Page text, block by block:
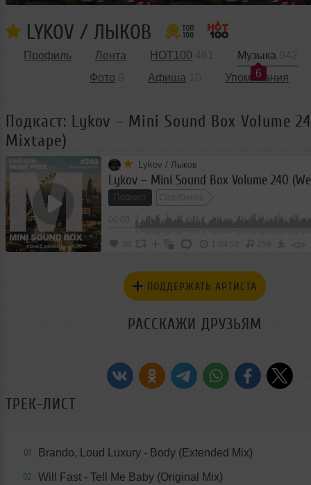
LYKOV / ЛЫКОВ
Профиль Лента HOT100
Музыка
6
Фото
Афиша Упоминания
Подкаст: Lykov – Mini Sound Box Volume
Mixtape)
Lykov / Лыков
Подкаст Club/Dance
38 1:09:52 259 </>
ПОДДЕРЖАТЬ АРТИСТА
РАССКАЖИ ДРУЗЬЯМ
ТРЕК-ЛИСТ
01 Brando, Loud Luxury - Body (Extended Mix)
02 Will Fast - Tell Me Baby (Original Mix)